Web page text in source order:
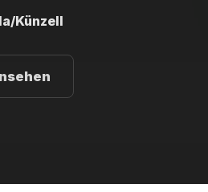
Künzell